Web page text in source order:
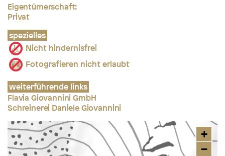
Eigentümerschaft:
Privat
spezielles
Nicht hindernisfrei
Fotografieren nicht erlaubt
weiterführende links
Flavia Giovannini GmbH
Schreinerei Daniele Giovannini
+
−